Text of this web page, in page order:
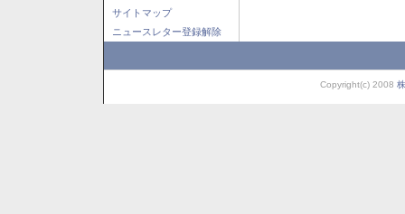
サイトマップ
ニュースレター登録解除
Copyright(c) 2008